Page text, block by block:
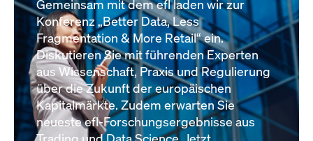
Gemeinsam mit dem efl laden wir zur
Konferenz „Better Data, Less
Fragmentation & More Retail“ ein.
Diskutieren Sie mit führenden Experten
aus Wissenschaft, Praxis und Regulierung
über die Zukunft der europäischen
Kapitalmärkte. Zudem erwarten Sie
neueste efl-Forschungsergebnisse aus